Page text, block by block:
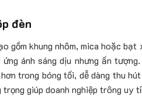
đèn
gồm khung nhôm, mica hoặc
ứng ánh sáng dịu nhưng ấn
trong bóng tối, dễ dàng thu
trọng giúp doanh nghiệp trông uy